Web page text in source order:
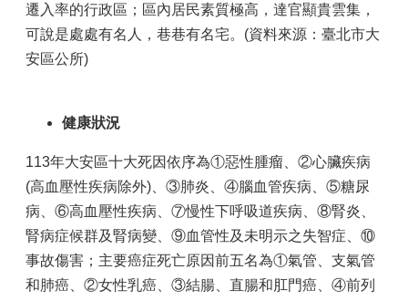
遷入率的行政區；區內居民素質極高，達官顯貴雲集，
可說是處處有名人，巷巷有名宅。(資料來源：臺北市大
安區公所)
健康狀況
113年大安區十大死因依序為①惡性腫瘤、②心臟疾病
(高血壓性疾病除外)、③肺炎、④腦血管疾病、⑤糖尿
病、⑥高血壓性疾病、⑦慢性下呼吸道疾病、⑧腎炎、
腎病症候群及腎病變、⑨血管性及未明示之失智症、⑩
事故傷害；主要癌症死亡原因前五名為①氣管、支氣管
和肺癌、②女性乳癌、③結腸、直腸和肛門癌、④前列